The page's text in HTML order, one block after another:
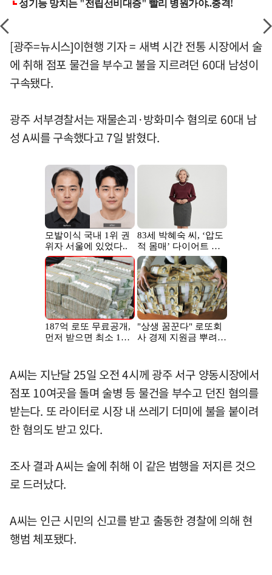
[광주=뉴시스]이현행 기자 = 새벽 시간 전통 시장에서 술
에 취해 점포 물건을 부수고 불을 지르려던 60대 남성이
구속됐다.
광주 서부경찰서는 재물손괴·방화미수 혐의로 60대 남
성 A씨를 구속했다고 7일 밝혔다.
A씨는 지난달 25일 오전 4시께 광주 서구 양동시장에서
점포 10여곳을 돌며 술병 등 물건을 부수고 던진 혐의를
받는다. 또 라이터로 시장 내 쓰레기 더미에 불을 붙이려
한 혐의도 받고 있다.
조사 결과 A씨는 술에 취해 이 같은 범행을 저지른 것으
로 드러났다.
A씨는 인근 시민의 신고를 받고 출동한 경찰에 의해 현
행범 체포됐다.